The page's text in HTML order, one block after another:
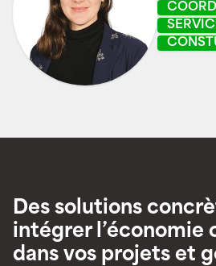
Des solutions
intégrer l’économie
dans vos projets et